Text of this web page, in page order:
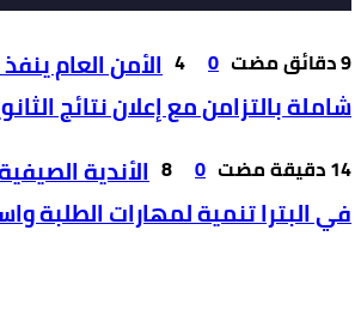
0
4 الأمن العام
شاملة بالتزامن مع إعلان نتائج
0
8 الأندية
في البترا تنمية لمهارات الطلبة